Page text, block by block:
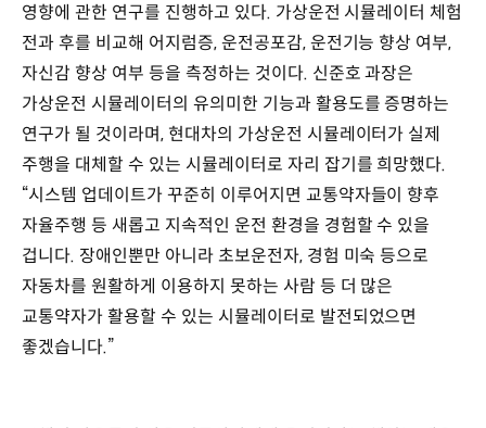
영향에 관한 연구를 진행하고 있다. 가상운전 시뮬레이터 체험
전과 후를 비교해 어지럼증, 운전공포감, 운전기능 향상 여부,
자신감 향상 여부 등을 측정하는 것이다. 신준호 과장은
가상운전 시뮬레이터의 유의미한 기능과 활용도를 증명하는
연구가 될 것이라며, 현대차의 가상운전 시뮬레이터가 실제
주행을 대체할 수 있는 시뮬레이터로 자리 잡기를 희망했다.
“시스템 업데이트가 꾸준히 이루어지면 교통약자들이 향후
자율주행 등 새롭고 지속적인 운전 환경을 경험할 수 있을
겁니다. 장애인뿐만 아니라 초보운전자, 경험 미숙 등으로
자동차를 원활하게 이용하지 못하는 사람 등 더 많은
교통약자가 활용할 수 있는 시뮬레이터로 발전되었으면
좋겠습니다.”